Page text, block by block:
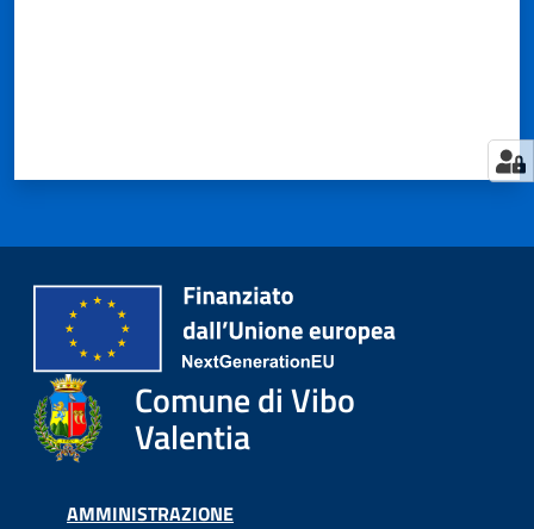
Comune di Vibo
Valentia
AMMINISTRAZIONE